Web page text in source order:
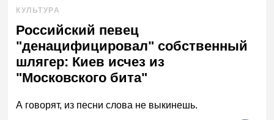
КУЛЬТУРА
Российский певец
"денацифицировал" собственный
шлягер: Киев исчез из
"Московского бита"
А говорят, из песни слова не выкинешь.